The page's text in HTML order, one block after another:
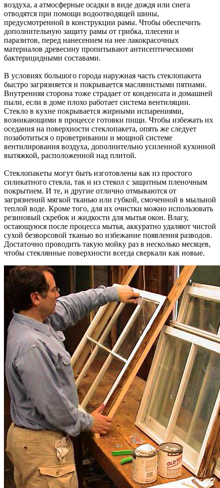
воздуха, а атмосферные осадки в виде дождя или снега
отводятся при помощи водоотводящей шины,
предусмотренной в конструкции рамы. Чтобы обеспечить
дополнительную защиту рамы от грибка, плесени и
паразитов, перед нанесением на нее лакокрасочных
материалов древесину пропитывают антисептическими
бактерицидными составами.
В условиях большого города наружная часть стеклопакета
быстро загрязняется и покрывается маслянистыми пятнами.
Внутренняя сторона тоже страдает от конденсата и домашней
пыли, если в доме плохо работает система вентиляции.
Стекло в кухне покрывается жирными испарениями,
возникающими в процессе готовки пищи. Чтобы избежать их
оседания на поверхности стеклопакета, опять же следует
позаботиться о проветривании и мощной системе
вентилирования воздуха, дополнительно усиленной кухонной
вытяжкой, расположенной над плитой.
Стеклопакеты могут быть изготовлены как из простого
силикатного стекла, так и из стекол с защитным пленочным
покрытием. И те, и другие отлично отмываются от
загрязнений мягкой тканью или губкой, смоченной в мыльной
теплой воде. Кроме того, для их очистки можно использовать
резиновый скребок и жидкости для мытья окон. Влагу,
остающуюся после процесса мытья, аккуратно удаляют чистой
сухой безворсовой тканью во избежание появления разводов.
Достаточно проводить такую мойку раз в несколько месяцев,
чтобы стеклянные поверхности всегда сверкали как новые.